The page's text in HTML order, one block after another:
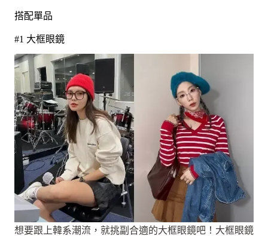
搭配單品
#1 大框眼鏡
想要跟上韓系潮流，就挑副合適的大框眼鏡吧！大框眼鏡